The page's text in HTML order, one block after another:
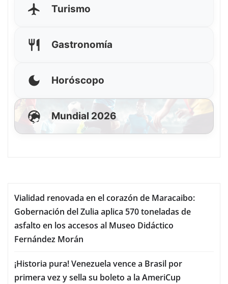
Turismo
Gastronomía
Horóscopo
Mundial 2026
Vialidad renovada en el corazón de Maracaibo:
Gobernación del Zulia aplica 570 toneladas de
asfalto en los accesos al Museo Didáctico
Fernández Morán
¡Historia pura! Venezuela vence a Brasil por
primera vez y sella su boleto a la AmeriCup